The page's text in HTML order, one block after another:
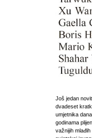
Još jedan
dvadeset
umjetnika
godinama
važnijih